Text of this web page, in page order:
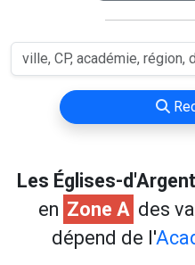
Les Églises-
en Zone A des
dépend de l'